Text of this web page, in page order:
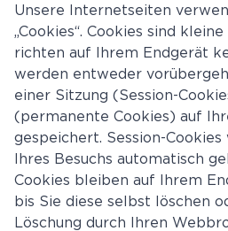
Unsere Internetseiten
„Cookies“. Cookies sind
richten auf Ihrem Endgerät
werden entweder
einer Sitzung (Session-
(permanente Cookies) auf
gespeichert. Session-
Ihres Besuchs automatisch
Cookies bleiben auf Ihrem
bis Sie diese selbst löschen
Löschung durch Ihren